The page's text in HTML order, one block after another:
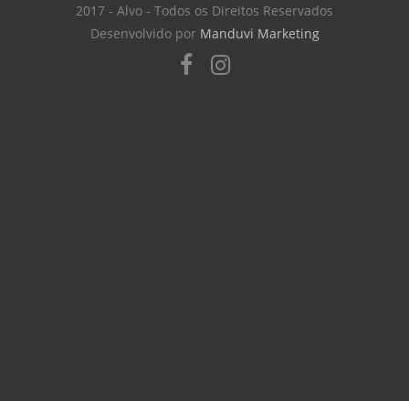
2017 - Alvo - Todos os Direitos Reservados
Desenvolvido por Manduvi Marketing